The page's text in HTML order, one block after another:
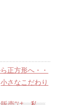
正方形へ・・
小さなこだわり